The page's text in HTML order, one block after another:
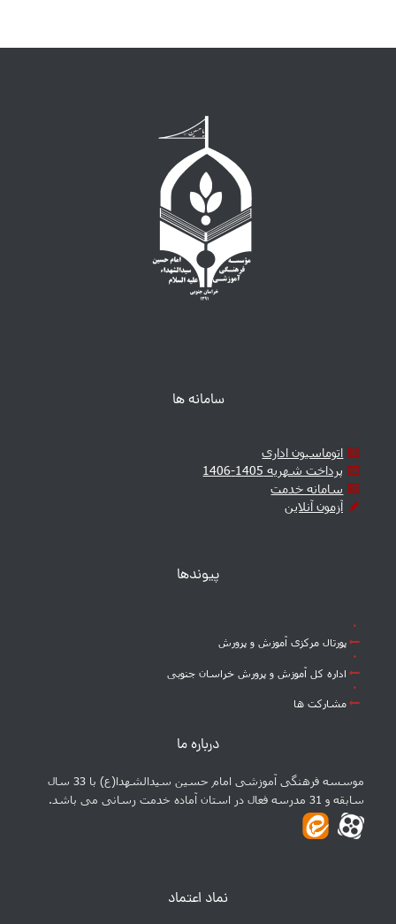
سامانه ها
اتوماسیون اداری
پرداخت شهریه 1405-1406
سامانه خدمت
آزمون آنلاین
پیوندها
پورتال مرکزی آموزش و پرورش
اداره کل آموزش و پرورش خراسان جنوبی
مشارکت ها
درباره ما
موسسه فرهنگی آموزشی امام حسین سیدالشهدا(ع) با 33 سال
سابقه و 31 مدرسه فعال در استان آماده خدمت رسانی می باشد.
نماد اعتماد